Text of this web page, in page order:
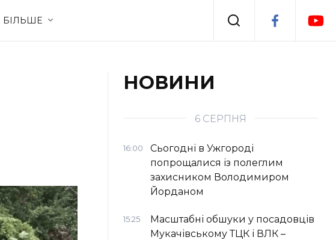
БІЛЬШЕ
Події
НОВИНИ
6 СЕРПНЯ
16:00
Сьогодні в Ужгороді
попрощалися із полеглим
захисником Володимиром
Йорданом
15:25
Масштабні обшуки у посадовців
Мукачівському ТЦК і ВЛК –